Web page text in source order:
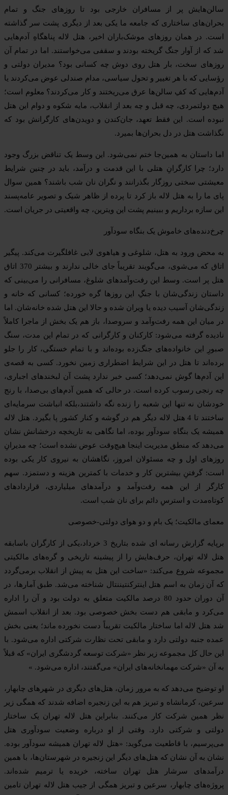
سالن‌هایش پر از مسافران خارجی بود تا روزهای جنگ و تمام
بحران‌های ساختاری که جامعه ما یکی بعد از دیگری پشت سر گذاشته
است. در همان روزهای موشک‌باران اخیر، هتل لاله پناهگاهِ آدم‌هایی
شد که از آوار جنگ گریخته بودند و سقفی می‌خواستند. اما در تمام آن
روزهای سخت، بار هتل روی دوش چه کسانی بود؟ مدیران دولتی و
رؤسایی که با هر تغییر و تحول سیاسی، مدام صندلی عوض می‌کردند یا
آدم‌هایی که کفِ سالن‌ها عرق می‌ریختند و کار می‌کردند؟ معلوم است؛
هیچ دولتمردی، چه قبل و چه بعد از انقلاب، مایه شکوه و دوام این هتل
نبوده است. این فقط تعهد، جان‌کندن و دویدن‌های کارگرانش بود که
نگذاشت هتل در دل بحران‌ها بمیرد.
اما داستان به همین‌جا ختم نمی‌شود. این وسط یک تناقض بزرگ وجود
دارد؛ چرا کارگرانِ هتلی با این قدمت و درآمد، باید در چنین شرایط
معیشتی سختی روزگار بگذرانند و نگران نان شب باشند؟ همین سوال
پای ما را به هتل لاله باز کرد تا پرده از ظاهر شیک و تصویر عامه‌پسند
این سازه برداریم و ببینیم پشت این ویترین، چه واقعیتی در جریان است.
چرخ‌دنده‌های خاموش یک بنگاه سودآور
به محض ورود به هتل، شلوغی و هیاهوی لابی غافلگیرت می‌کند. پیگیر
اتاق که می‌شوی، می‌گویند تقریباً جای خالی ندارند و بیشتر 370 اتاق
هتل پر است. وسط این رفت‌وآمدهای شلوغ، مسافرانی را می‌بینی که
داستان زندگی‌شان با جنگِ این روزها گره خورده؛ کسانی که خانه و
زندگی‌شان آسیب دیده یا ویران شده و حالا این هتل شده خانه‌شان. اما
در میان این همه رفت‌وآمد و سروصدا، باز هم یک بخش از ماجرا کاملاً
نادیده گرفته می‌شود: کارکنان و کارگرانی که در تمام این مدت، سنگ
صبورِ این خانواده‌های جنگ‌زده بوده‌اند و با تمام خستگی، کار را جلو
برده‌اند تا هتل در این شرایط اضطراری زمین نخورد. کسی به قصه‌ی
این آدم‌ها گوش نمی‌دهد؛ کسی خبر ندارد پشت آن لبخندهای اجباری،
چه رنجی رسوب کرده است. در حالی که همین آدم‌های بی‌صدا، با رنج
خودشان نه تنها این شعبه را زنده نگه داشتند،بلکه انباشت سرمایه‌ای
ساختند تا 4 هتل لاله دیگر هم در گوشه و کنار کشور پا بگیرد. هتل لاله
همیشه یک بنگاه سودآور بوده، اما نگاهی به تاریخچه درخشانش نشان
می‌دهد که منطق مدیریت اینجا هیچ‌وقت عوض نشده است؛ چه مدیرانِ
روزهای اول و چه مسئولان امروز، نگاهشان به نیروی کار یکی بوده
است: گرفتنِ بیشترین کار و خدمات با کمترین هزینه و دستمزد. سهم
کارگر از این همه رفت‌وآمد و درآمدهای میلیاردی، قراردادهای
کوتاه‌مدت و استرسِ دائم برای نان شب است.
معمای مالکیت؛ یک بام و دو هوای دولتی-خصوصی
برپایه گزارش رسانه ای شده بتاریخ 3 خرداد،یکی از کارگران باسابقه
هتل لاله تهران، حرف‌هایش را از پیشینه تاریخی و گره‌های مالکیتی
مجموعه شروع می‌کند: «ساخت این هتل به پیش از انقلاب برمی‌گردد
که آن زمان به اسم هتل اینترکنتیننتال شناخته می‌شد. طبق آمارها، در
آن دوران حدود 80 درصد مالکیت متعلق به دولت بود و آن را اداره
می‌کرد و مابقی هم دست بخش خصوصی بود. بعد از انقلاب اسمش
شد هتل لاله اما ساختار مالکیت تقریباً دست نخورده ماند؛ یعنی بخش
عمده‌ جنبه دولتی دارد و مابقی تحت نظارت شرکتی اداره می‌شود. با
این حال کل مجموعه زیر نظر «شرکت توسعه گردشگری ایران» که قبلاً
به آن «شرکت مهمانخانه‌های ایران» می‌گفتند، اداره می‌شود. »
او توضیح می‌دهد که به مرور زمان، هتل‌های دیگری در شهرهای چابهار،
سرعین، کرمانشاه و تبریز هم به این زنجیره اضافه شدند که همگی زیر
نظر همین شرکت کار می‌کنند. بنابراین هتل لاله تهران یک ساختار
دولتی و شرکتی دارد. وقتی از او درباره وضعیت سودآوری هتل
می‌پرسیم، با قاطعیت می‌گوید: «هتل لاله تهران همیشه سودآور بوده.
نشان به آن نشان که هتل‌های دیگر این زنجیره در شهرستان‌ها، با همین
درآمدهای سرشار هتل تهران ساخته، خریده یا ترمیم شده‌اند.
پروژه‌های چابهار، سرعین و تبریز همگی از جیب هتل لاله تهران تامین